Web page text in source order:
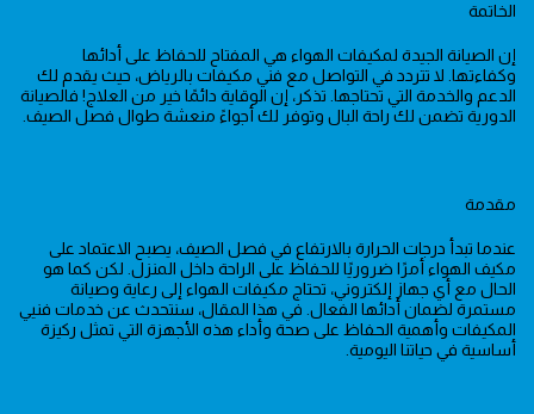
الخاتمة
إن الصيانة الجيدة لمكيفات الهواء هي المفتاح للحفاظ على أدائها
وكفاءتها. لا تتردد في التواصل مع فني مكيفات بالرياض، حيث يقدم لك
الدعم والخدمة التي تحتاجها. تذكر، إن الوقاية دائمًا خير من العلاج! فالصيانة
الدورية تضمن لك راحة البال وتوفر لك أجواءً منعشة طوال فصل الصيف.
مقدمة
عندما تبدأ درجات الحرارة بالارتفاع في فصل الصيف، يصبح الاعتماد على
مكيف الهواء أمرًا ضروريًا للحفاظ على الراحة داخل المنزل. لكن كما هو
الحال مع أي جهاز إلكتروني، تحتاج مكيفات الهواء إلى رعاية وصيانة
مستمرة لضمان أدائها الفعال. في هذا المقال، سنتحدث عن خدمات فنيي
المكيفات وأهمية الحفاظ على صحة وأداء هذه الأجهزة التي تمثل ركيزة
أساسية في حياتنا اليومية.